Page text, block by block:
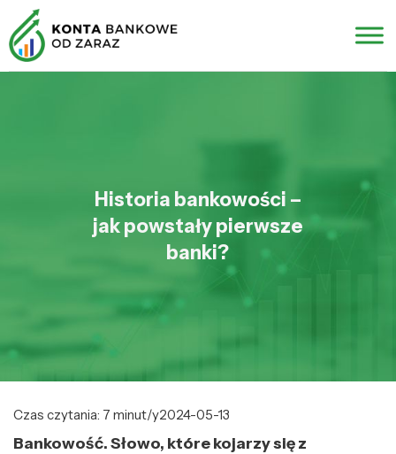
Historia bankowości –
jak powstały pierwsze
banki?
Czas czytania: 7 minut/y2024-05-13
Bankowość. Słowo, które kojarzy się z